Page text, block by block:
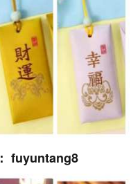
fuyuntang8